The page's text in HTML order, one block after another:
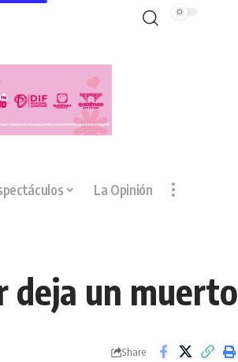
La Opinión
deja un muerto
Share